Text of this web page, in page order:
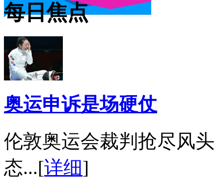
每日焦点
奥运申诉是场硬仗
伦敦奥运会裁判抢尽风
态...[详细]